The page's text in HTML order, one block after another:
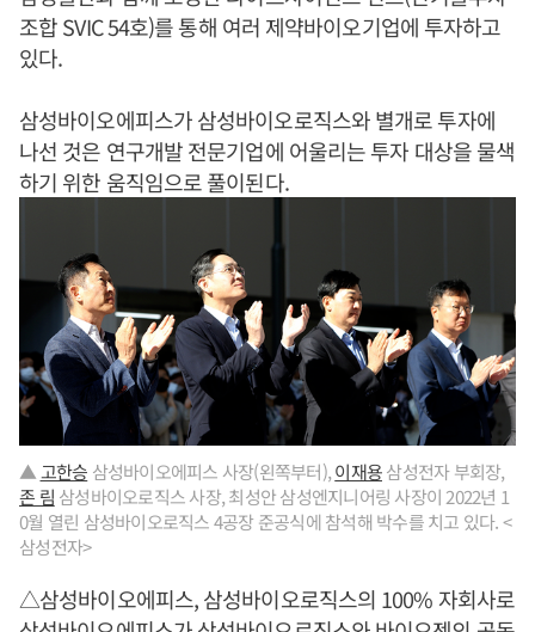
조합 SVIC 54호)를 통해 여러 제약바이오기업에 투자하고
있다.
삼성바이오에피스가 삼성바이오로직스와 별개로 투자에
나선 것은 연구개발 전문기업에 어울리는 투자 대상을 물색
하기 위한 움직임으로 풀이된다.
▲고한승 삼성바이오에피스 사장(왼쪽부터),이재용삼성전자 부회장,
존 림 삼성바이오로직스 사장, 최성안 삼성엔지니어링 사장이 2022년 1
0월 열린 삼성바이오로직스 4공장 준공식에 참석해 박수를 치고 있다. <
삼성전자>
△삼성바이오에피스, 삼성바이오로직스의 100% 자회사로